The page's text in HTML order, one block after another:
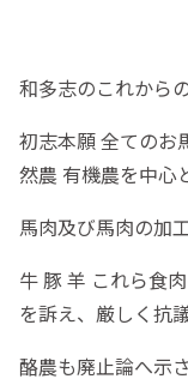
和多志のこれから
初志本願 全てのお
然農 有機農を中心
馬肉及び馬肉の加
牛 豚 羊 これら食
を訴え、厳しく抗
酪農も廃止論へ示